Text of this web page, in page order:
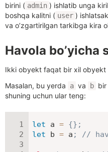
birini ( admin ) ishlatib unga
boshqa kalitni ( user )
va o’zgartirilgan tarkibga kira
Havola bo’yicha
Ikki obyekt faqat bir xil obyekt
Masalan, bu yerda
a va b
shuning uchun ular teng:
let a = {} ;
let b = a ; //